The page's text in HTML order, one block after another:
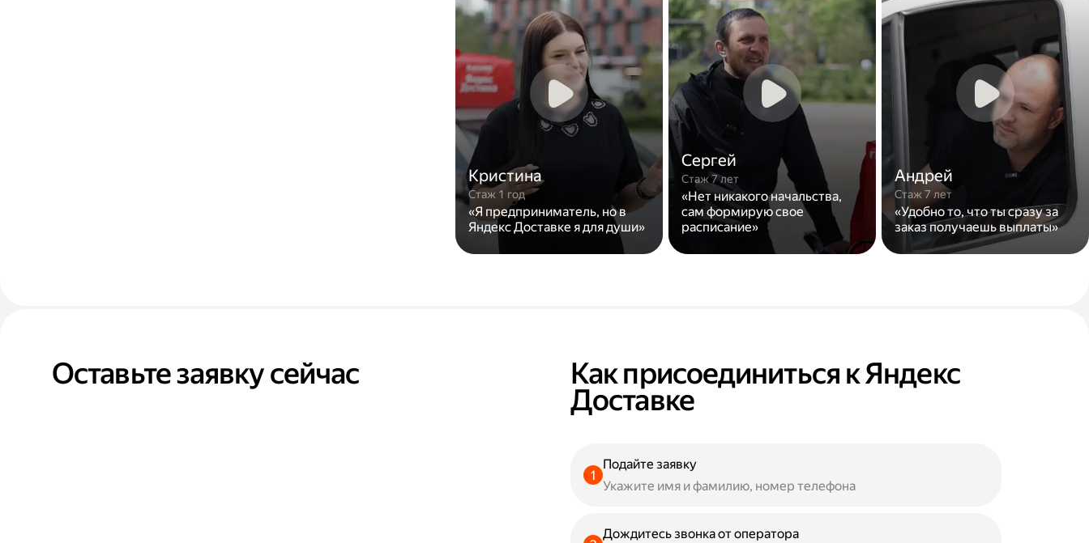
Кристина
Стаж 1 год
«Я предприниматель, но в
Яндекс Доставке я для души»
Сергей
Стаж 7 лет
«Нет никакого начальства,
сам формирую свое
расписание»
Андрей
Стаж 7 лет
«Удобно то, что ты сразу за
заказ получаешь выплаты»
Оставьте заявку сейчас Как присоединиться к Яндекс
Доставке
Подайте заявку
Укажите имя и фамилию, номер телефона
Дождитесь звонка от оператора